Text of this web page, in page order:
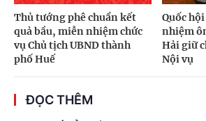
Thủ tướng phê chuẩn kết
quả bầu, miễn nhiệm chức
vụ Chủ tịch UBND thành
phố Huế
Quốc
nhiệm
Hải giữ
Nội vụ
ĐỌC THÊM